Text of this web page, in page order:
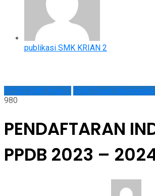
publikasi SMK KRIAN 2
PPDB SMK Krian 2 SMK Pusat Keunggulan
980
PENDAFTARAN
PPDB 2023 –